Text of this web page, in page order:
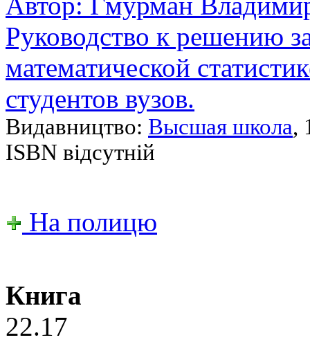
Руководство к решению
математической
студентов вузов.
Видавництво: Высшая школа,
ISBN відсутній
На полицю
Книга
22.17